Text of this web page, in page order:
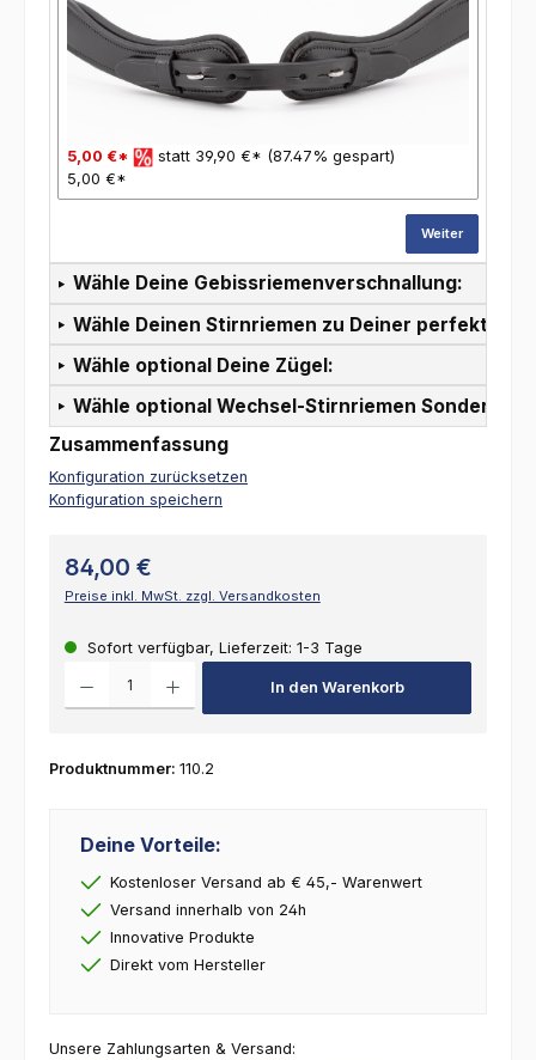
5,00 €*
statt 39,90 €* (87.47% gespart)
5,00 €*
Weiter
Wähle Deine Gebissriemenverschnallung:
Wähle Deinen Stirnriemen zu Deiner perfekten
Wähle optional Deine Zügel:
Wähle optional Wechsel-Stirnriemen
Zusammenfassung
Konfiguration zurücksetzen
Konfiguration speichern
84,00 €
Preise inkl. MwSt. zzgl. Versandkosten
Sofort verfügbar, Lieferzeit: 1-3 Tage
In den Warenkorb
Produktnummer: 110.2
Deine Vorteile:
Kostenloser Versand ab € 45,- Warenwert
Versand innerhalb von 24h
Innovative Produkte
Direkt vom Hersteller
Unsere Zahlungsarten & Versand: